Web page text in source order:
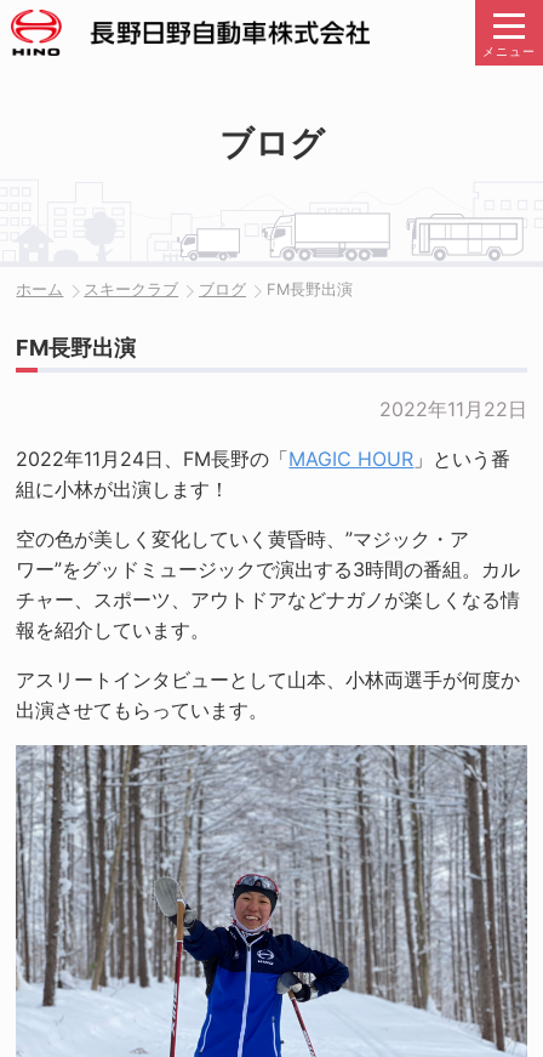
メニュー
ブログ
ホーム スキークラブ ブログ FM長野出演
FM長野出演
2022年11月22日
2022年11月24日、FM長野の「MAGIC HOUR 」という番
組に小林が出演します！
空の色が美しく変化していく黄昏時、”マジック・ア
ワー”をグッドミュージックで演出する3時間の番組。カル
チャー、スポーツ、アウトドアなどナガノが楽しくなる情
報を紹介しています。
アスリートインタビューとして山本、小林両選手が何度か
出演させてもらっています。